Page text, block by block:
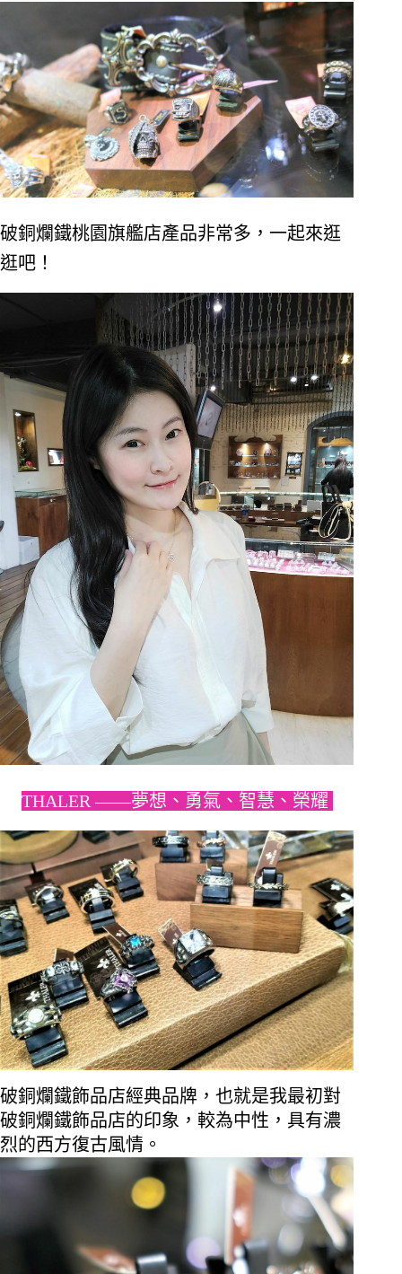
破銅爛鐵桃園旗艦店產品非常多，一起來逛
逛吧！
THALER ——夢想、勇氣、智慧、榮耀
破銅爛鐵飾品店經典品牌，也就是我最初對
破銅爛鐵飾品店的印象，較為中性，具有濃
烈的西方復古風情。